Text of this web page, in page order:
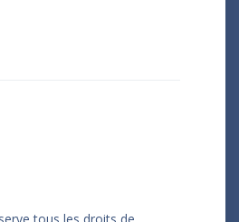
tous les droits de